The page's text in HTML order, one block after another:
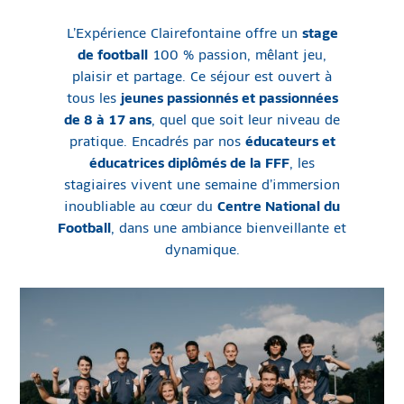
L’Expérience Clairefontaine offre un stage
de football 100 % passion, mêlant jeu,
plaisir et partage. Ce séjour est ouvert à
tous les jeunes passionnés et passionnées
de 8 à 17 ans , quel que soit leur niveau de
pratique. Encadrés par nos éducateurs et
éducatrices diplômés de la FFF , les
stagiaires vivent une semaine d’immersion
inoubliable au cœur du Centre National du
Football , dans une ambiance bienveillante et
dynamique.